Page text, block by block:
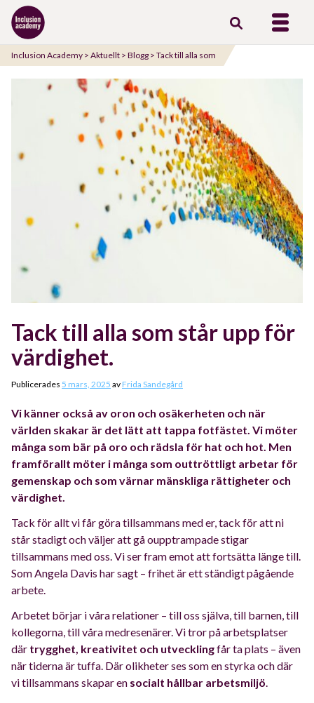
till
innehåll
Inclusion Academy > Aktuellt > Blogg > Tack till alla som
står upp för värdighet.
Tack till alla som står upp för
värdighet.
Publicerades 5 mars, 2025 av Frida Sandegård
Vi känner också av oron och osäkerheten och när
världen skakar är det lätt att tappa fotfästet. Vi möter
många som bär på oro och rädsla för hat och hot. Men
framförallt möter i många som outtröttligt arbetar för
gemenskap och som värnar mänskliga rättigheter och
värdighet.
Tack för allt vi får göra tillsammans med er, tack för att ni
står stadigt och väljer att gå oupptrampade stigar
tillsammans med oss. Vi ser fram emot att fortsätta länge till.
Som Angela Davis har sagt – frihet är ett ständigt pågående
arbete.
Arbetet börjar i våra relationer – till oss själva, till barnen, till
kollegorna, till våra medresenärer. Vi tror på arbetsplatser
där trygghet, kreativitet och utvecklingfår ta plats – även
när tiderna är tuffa. Där olikheter ses som en styrka och där
vi tillsammans skapar en socialt hållbar arbetsmiljö.